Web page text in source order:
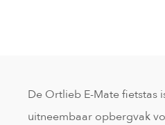
De Ortlieb E-Mate fietstas
uitneembaar opbergvak